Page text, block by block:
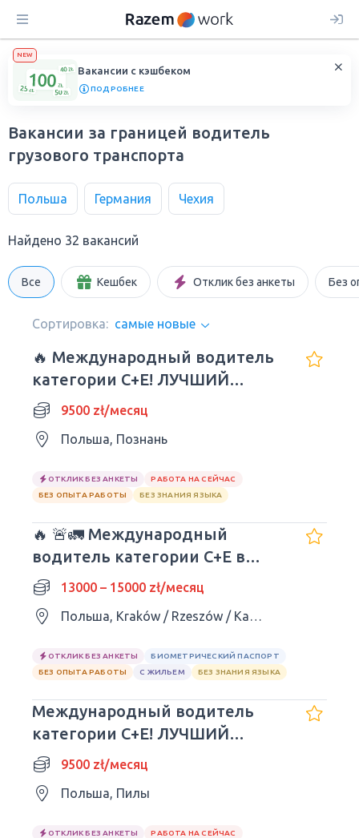
NEW
Вакансии с кэшбеком
ПОДРОБНЕЕ
Вакансии за границей водитель
грузового транспорта
Польша Германия Чехия
Найдено 32 вакансий
Все Кешбек Отклик без анкеты Без
Сортировка: самые новые
🔥 Международный водитель
категории C+E! ЛУЧШИЙ
РАБОТОДАТЕЛЬ!! 3/1 - 9500
злотых
9500 zł/месяц
Польша, Познань
ОТКЛИК БЕЗ АНКЕТЫ
РАБОТА НА СЕЙЧАС
БЕЗ ОПЫТА РАБОТЫ
БЕЗ ЗНАНИЯ ЯЗЫКА
🔥 🚨🚛 Международный
водитель категории C+E в
Европе13000 – 15000 zł/месяц
Польша, Kraków / Rzeszów / Katowice / Kielce / Lublin
ОТКЛИК БЕЗ АНКЕТЫ
БИОМЕТРИЧЕСКИЙ ПАСПОРТ
БЕЗ ОПЫТА РАБОТЫ
С ЖИЛЬЕМ БЕЗ ЗНАНИЯ ЯЗЫКА
Международный водитель
категории C+E! ЛУЧШИЙ
РАБОТОДАТЕЛЬ!! 3/1 - 9500
злотых
9500 zł/месяц
Польша, Пилы
ОТКЛИК БЕЗ АНКЕТЫ
РАБОТА НА СЕЙЧАС